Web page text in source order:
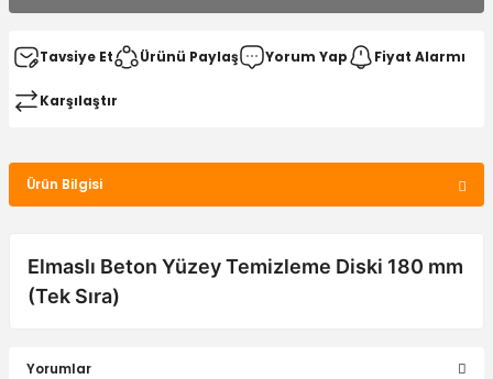
Tavsiye Et Ürünü Paylaş Yorum Yap Fiyat Alarmı
Karşılaştır
Ürün Bilgisi
Elmaslı Beton Yüzey Temizleme Diski 180 mm
(Tek Sıra)
Yorumlar